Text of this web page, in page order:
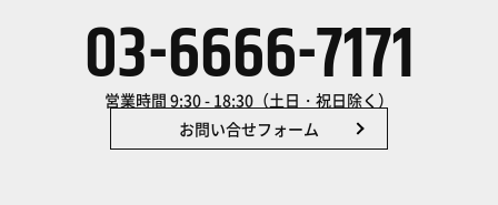
03-6666-7171
営業時間 9:30 - 18:30（土日・祝日除く）
お問い合せフォーム